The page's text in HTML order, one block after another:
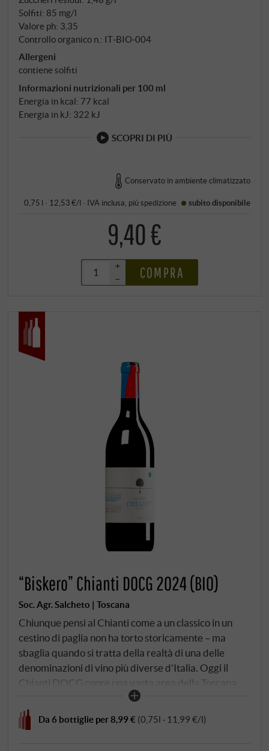
Solfiti: 85 mg/l
Valore ph: 3,35
Controllo organico n.: IT‑BIO‑004
Allergeni
contiene solfiti
Informazioni nutrizionali per 100 ml
Energia in kcal: 77 kcal
Energia in kJ: 322 kJ
SCOPRI DI PIÙ
Conservato in ambiente climatizzato
0,75 l · 12,53 €/l · IVA inclusa , piùspedizione subito disponibile
9,40 €
+
–
COMPRA
“Biskero” Chianti DOCG 2024 (BIO)
Soc. Agr. Salcheto | Toscana
Chiunque pensi al Chianti come a un classico in un
cestino di paglia non ha torto storicamente – ma
sbaglia quando si tratta della realtà di una delle
denominazioni di vino più diverse d'Italia. Oggi il
Chianti DOCG copre una vasta area della Toscana
che si estende da Firenze a Siena e comprende sette
sottozone: Colli Senesi, Colli Fiorentini, Rufina,
Montalbano, Montespertoli, Colli Aretini – e il cuore,
Da 6 bottiglie per 8,99 € (0,75l · 11,99 €/l)